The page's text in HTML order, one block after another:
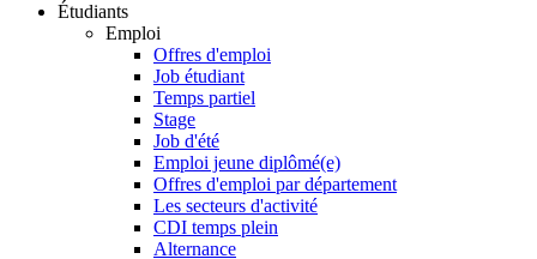
Étudiants
Emploi
Offres d'emploi
Job étudiant
Temps partiel
Stage
Job d'été
Emploi jeune diplômé(e)
Offres d'emploi par département
Les secteurs d'activité
CDI temps plein
Alternance